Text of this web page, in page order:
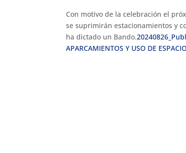
Con motivo de la celebración el
se suprimirán estacionamientos y
ha dictado un Bando.
APARCAMIENTOS Y USO DE